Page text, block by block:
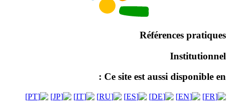
Références pratiques
Institutionnel
Ce site est aussi disponible en :